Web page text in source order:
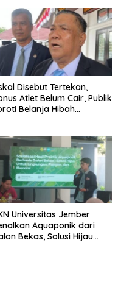
Disebut Tertekan,
Atlet Belum Cair, Publik
Belanja Hibah
Universitas Jember
Aquaponik dari
Bekas, Solusi Hijau